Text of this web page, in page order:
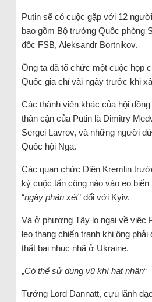
Putin sẽ có cuộc gặp với 12
bao gồm Bộ trưởng Quốc phòng
đốc FSB, Aleksandr Bortnikov.
Ông ta đã tổ chức một cuộc họp
Quốc gia chỉ vài ngày trước khi
Các thành viên khác của hội
thân cận của Putin là Dimitry
Sergei Lavrov, và những người
Quốc hội Nga.
Các quan chức Điện Kremlin
kỳ cuộc tấn công nào vào eo
“ngày phán xét” đối với Kyiv.
Và ở phương Tây lo ngại về việc
leo thang chiến tranh khi ông
thất bại nhục nhã ở Ukraine.
„Có thể sử dụng vũ khí hạt nhân“
Tướng Lord Dannatt, cựu lãnh